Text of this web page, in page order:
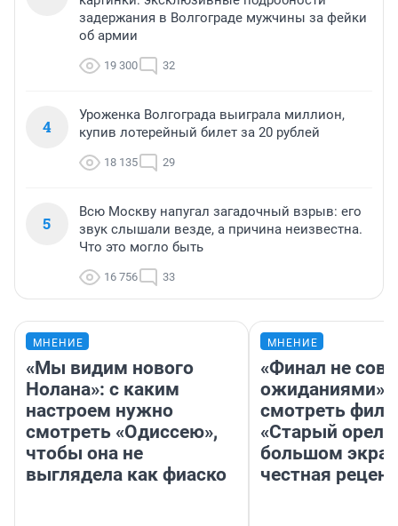
задержания в Волгограде мужчины за фейки
об армии
19 300 32
4
Уроженка Волгограда выиграла миллион,
купив лотерейный билет за 20 рублей
18 135 29
5
Всю Москву напугал загадочный взрыв: его
звук слышали везде, а причина неизвестна.
Что это могло быть
16 756 33
МНЕНИЕ
«Мы видим нового
Нолана»: с каким
настроем нужно
смотреть «Одиссею»,
чтобы она не
выглядела как фиаско
МНЕНИЕ
«Финал не
ожиданиями»:
смотреть
«Старый орел»
большом
честная